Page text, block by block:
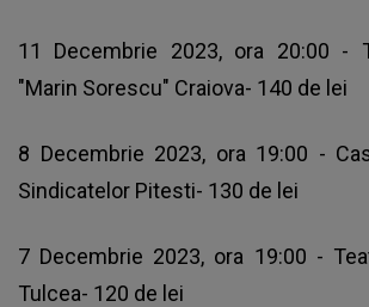
11 Decembrie 2023, ora 20:00 -
"Marin Sorescu" Craiova- 140 de lei
8 Decembrie 2023, ora 19:00 -
Sindicatelor Pitesti- 130 de lei
7 Decembrie 2023, ora 19:00 -
Tulcea- 120 de lei